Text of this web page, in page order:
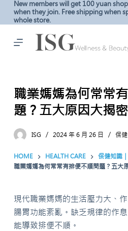
S
k
o
n
n
New members will get 100 yuan
when they join. Free shipping when
whole store.
職業媽媽為何常常
題？五大原因大揭密
ISG 2024 年 6 月 26 日 保
HOME HEALTH CARE
保健知識
職業媽媽為何常常有排便不順問題？五大
現代職業媽媽的生活壓力大、
腸胃功能紊亂。缺乏規律的作
能導致排便不順。